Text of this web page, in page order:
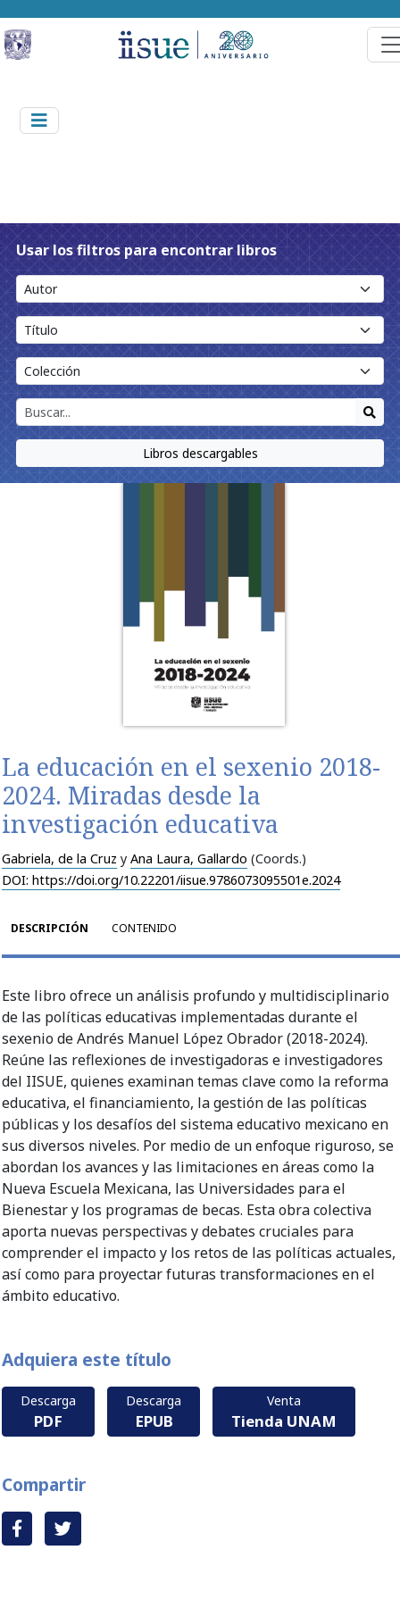
Usar los filtros para encontrar libros
Libros descargables
La educación en el sexenio 2018-
2024. Miradas desde la
investigación educativa
Gabriela, de la Cruz yAna Laura, Gallardo (Coords.)
DOI: https://doi.org/10.22201/iisue.9786073095501e.2024
DESCRIPCIÓN CONTENIDO
Este libro ofrece un análisis profundo y multidisciplinario
de las políticas educativas implementadas durante el
sexenio de Andrés Manuel López Obrador (2018-2024).
Reúne las reflexiones de investigadoras e investigadores
del IISUE, quienes examinan temas clave como la reforma
educativa, el financiamiento, la gestión de las políticas
públicas y los desafíos del sistema educativo mexicano en
sus diversos niveles. Por medio de un enfoque riguroso, se
abordan los avances y las limitaciones en áreas como la
Nueva Escuela Mexicana, las Universidades para el
Bienestar y los programas de becas. Esta obra colectiva
aporta nuevas perspectivas y debates cruciales para
comprender el impacto y los retos de las políticas actuales,
así como para proyectar futuras transformaciones en el
ámbito educativo.
Adquiera este título
Descarga
PDF
Descarga
EPUB
Venta
Tienda UNAM
Compartir